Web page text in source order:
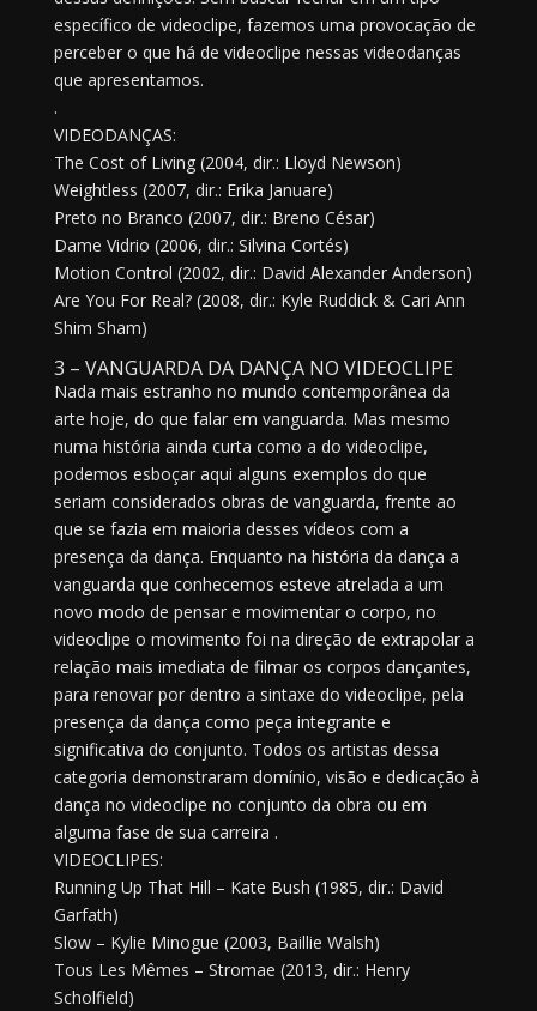
específico de videoclipe, fazemos uma provocação de
perceber o que há de videoclipe nessas videodanças
que apresentamos.
.
VIDEODANÇAS:
The Cost of Living (2004, dir.: Lloyd Newson)
Weightless (2007, dir.: Erika Januare)
Preto no Branco (2007, dir.: Breno César)
Dame Vidrio (2006, dir.: Silvina Cortés)
Motion Control (2002, dir.: David Alexander Anderson)
Are You For Real? (2008, dir.: Kyle Ruddick & Cari Ann
Shim Sham)
3 – VANGUARDA DA DANÇA NO VIDEOCLIPE
Nada mais estranho no mundo contemporânea da
arte hoje, do que falar em vanguarda. Mas mesmo
numa história ainda curta como a do videoclipe,
podemos esboçar aqui alguns exemplos do que
seriam considerados obras de vanguarda, frente ao
que se fazia em maioria desses vídeos com a
presença da dança. Enquanto na história da dança a
vanguarda que conhecemos esteve atrelada a um
novo modo de pensar e movimentar o corpo, no
videoclipe o movimento foi na direção de extrapolar a
relação mais imediata de filmar os corpos dançantes,
para renovar por dentro a sintaxe do videoclipe, pela
presença da dança como peça integrante e
significativa do conjunto. Todos os artistas dessa
categoria demonstraram domínio, visão e dedicação à
dança no videoclipe no conjunto da obra ou em
alguma fase de sua carreira .
VIDEOCLIPES:
Running Up That Hill – Kate Bush (1985, dir.: David
Garfath)
Slow – Kylie Minogue (2003, Baillie Walsh)
Tous Les Mêmes – Stromae (2013, dir.: Henry
Scholfield)